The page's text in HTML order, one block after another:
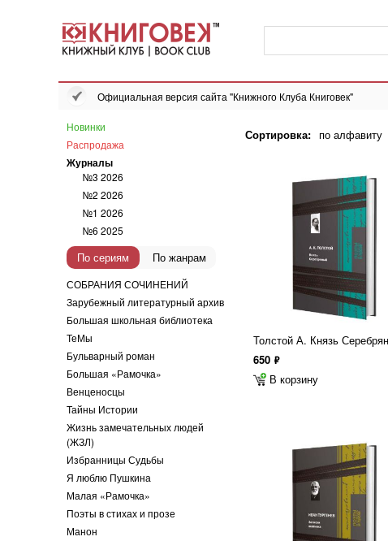
Официальная версия сайта "Книжного Клуба Книговек"
Новинки
Распродажа
Журналы
№3 2026
№2 2026
№1 2026
№6 2025
По сериям По жанрам
СОБРАНИЯ СОЧИНЕНИЙ
Зарубежный литературный архив
Большая школьная библиотека
ТеМы
Бульварный роман
Большая «Рамочка»
Венценосцы
Тайны Истории
Жизнь замечательных людей
(ЖЗЛ)
Избранницы Судьбы
Я люблю Пушкина
Малая «Рамочка»
Поэты в стихах и прозе
Манон
Сортировка: по алфавиту
Толстой А. Князь
650 ф
В корзину